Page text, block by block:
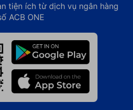
tiện ích từ dịch vụ ngân hàng
ACB ONE